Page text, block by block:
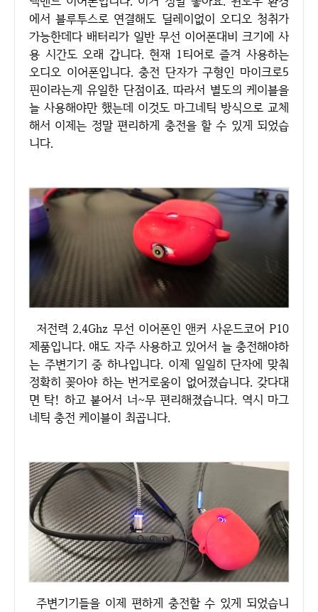
에서 블루투스로 연결해도 딜레이없이 오디오 청취가
가능한데다 배터리가 일반 무선 이어폰대비 크기에 사
용 시간도 오래 갑니다. 현재 1티어로 즐겨 사용하는
오디오 이어폰입니다. 충전 단자가 구형인 마이크로5
핀이라는게 유일한 단점이죠. 따라서 별도의 케이블을
늘 사용해야만 했는데 이것도 마그네틱 방식으로 교체
해서 이제는 정말 편리하게 충전을 할 수 있게 되었습
니다.
저전력 2.4Ghz 무선 이어폰인 앤커 사운드코어 P10
제품입니다. 얘도 자주 사용하고 있어서 늘 충전해야하
는 주변기기 중 하나입니다. 이제 일일히 단자에 맞춰
정확히 꽂아야 하는 번거로움이 없어졌습니다. 갖다대
면 탁! 하고 붙어서 너~무 편리해졌습니다. 역시 마그
네틱 충전 케이블이 최곱니다.
주변기기들을 이제 편하게 충전할 수 있게 되었습니